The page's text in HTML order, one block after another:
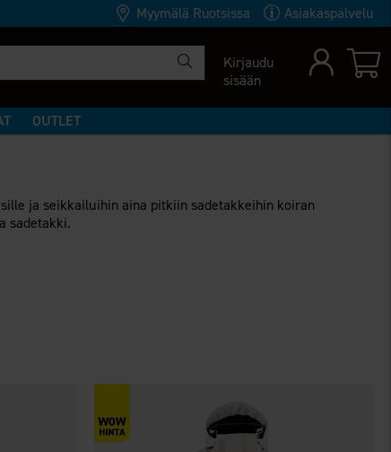
Myymälä Ruotsissa Asiakaspalvelu
Kirjaudu
sisään
OUTLET
ja seikkailuihin aina pitkiin sadetakkeihin koiran
sadetakki.